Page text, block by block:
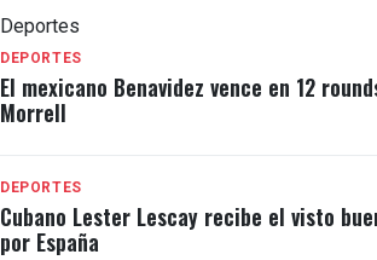
Deportes
DEPORTES
El mexicano Benavidez vence en 12
Morrell
DEPORTES
Cubano Lester Lescay recibe el visto
por España